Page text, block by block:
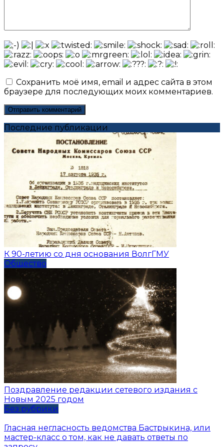
Сохранить моё имя, email и адрес сайта в этом
браузере для последующих моих комментариев.
Последние публикации
К 90-летию со дня основания ВолгГМУ
Общество
Поздравление редакции сетевого издания с
Новым 2025 годом
Без рубрики
Гласная негласность ведомства Бастрыкина, или
мастер-класс о том, как не давать ответы по